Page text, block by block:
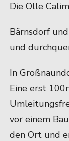
Die Olle
Bärnsdorf
und
In
Eine erst
vor einem
den Ort und